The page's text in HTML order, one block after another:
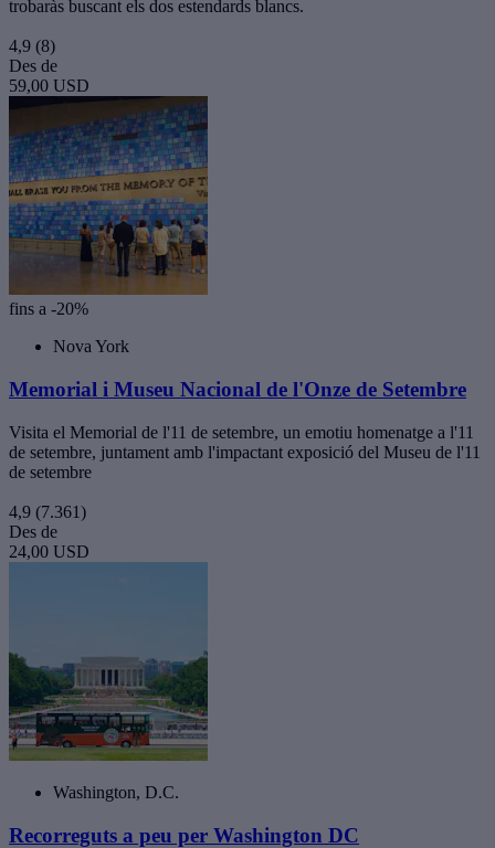
trobaràs buscant els dos estendards blancs.
4,9 (8)
Des de
59,00 USD
fins a -20%
Nova York
Memorial i Museu Nacional de l'Onze de Setembre
Visita el Memorial de l'11 de setembre, un emotiu homenatge a l'11
de setembre, juntament amb l'impactant exposició del Museu de l'11
de setembre
4,9 (7.361)
Des de
24,00 USD
Washington, D.C.
Recorreguts a peu per Washington DC